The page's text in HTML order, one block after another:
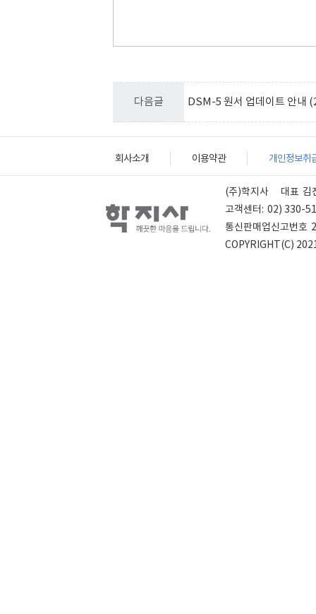
다음글 DSM-5 원서 업데이트 안내
회사소개 이용약관 개인정보취
(주)학지사 대표 김
고객센터: 02) 330-
통신판매업신고번호
COPYRIGHT(C)